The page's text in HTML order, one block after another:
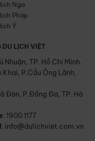
Nga
Pháp
Ý
DU LỊCH VIỆT
Nhuận, TP. Hồ Chí Minh.
Khai, P.Cầu Ông Lãnh,
Đàn, P.Đống Đa, TP. Hà
: 1900 1177
: info@dulichviet.com.vn